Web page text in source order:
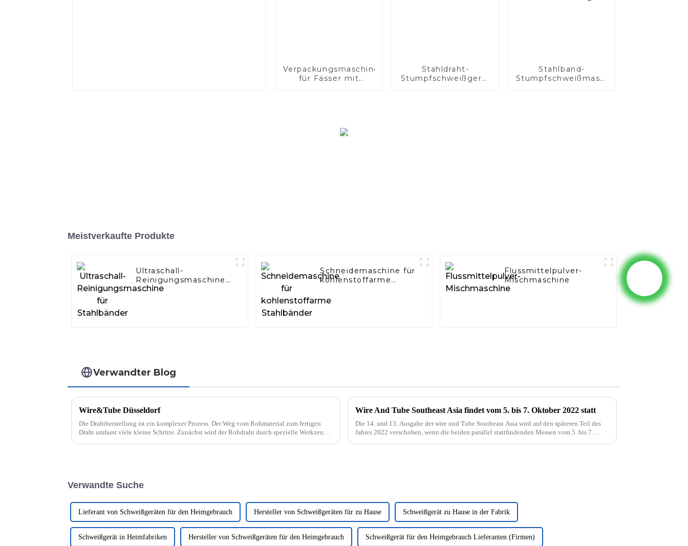
Verpackungsmaschine
für Fässer mit
Stahldraht-
Stumpfschweißgerät
Stahlband-
Stumpfschweißmaschine
Meistverkaufte Produkte
Ultraschall-
Reinigungsmaschine
für Stahlbänder
Schneidemaschine für
kohlenstoffarme
Flussmittelpulver-
Mischmaschine
Verwandter Blog
Wire&Tube Düsseldorf
Die Drahtherstellung ist ein komplexer Prozess. Der Weg vom Rohmaterial zum fertigen
Draht umfasst viele kleine Schritte. Zunächst wird der Rohdraht durch spezielle Werkzeuge
Wire And Tube Southeast Asia findet vom 5. bis 7. Oktober 2022 statt
Die 14. und 13. Ausgabe der wire und Tube Southeast Asia wird auf den späteren Teil des
Jahres 2022 verschoben, wenn die beiden parallel stattfindenden Messen vom 5. bis 7.
Verwandte Suche
Lieferant von Schweißgeräten für den Heimgebrauch Hersteller von Schweißgeräten für zu Hause Schweißgerät zu Hause in der Fabrik
Schweißgerät in Heimfabriken Hersteller von Schweißgeräten für den Heimgebrauch Schweißgerät für den Heimgebrauch Lieferanten (Firmen)